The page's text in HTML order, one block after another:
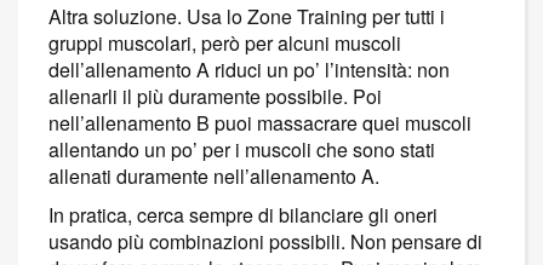
Altra soluzione. Usa lo Zone Training per tutti i
gruppi muscolari, però per alcuni muscoli
dell’allenamento A riduci un po’ l’intensità: non
allenarli il più duramente possibile. Poi
nell’allenamento B puoi massacrare quei muscoli
allentando un po’ per i muscoli che sono stati
allenati duramente nell’allenamento A.
In pratica, cerca sempre di bilanciare gli oneri
usando più combinazioni possibili. Non pensare di